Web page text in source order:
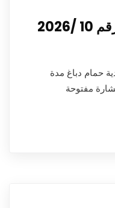
حمام دباغ مدة
استشارة مفتوحة